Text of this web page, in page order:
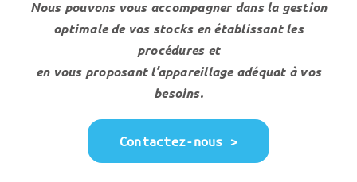
Nous pouvons vous accompagner dans la gestion
optimale de vos stocks en établissant les
procédures et
en vous proposant l’appareillage adéquat à vos
besoins.
Contactez-nous >